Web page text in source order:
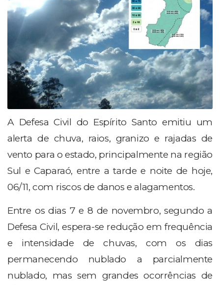
A Defesa Civil do Espírito Santo emitiu um
alerta de chuva, raios, granizo e rajadas de
vento para o estado, principalmente na região
Sul e Caparaó, entre a tarde e noite de hoje,
06/11, com riscos de danos e alagamentos.
Entre os dias 7 e 8 de novembro, segundo a
Defesa Civil, espera-se redução em frequência
e intensidade de chuvas, com os dias
permanecendo nublado a parcialmente
nublado, mas sem grandes ocorrências de